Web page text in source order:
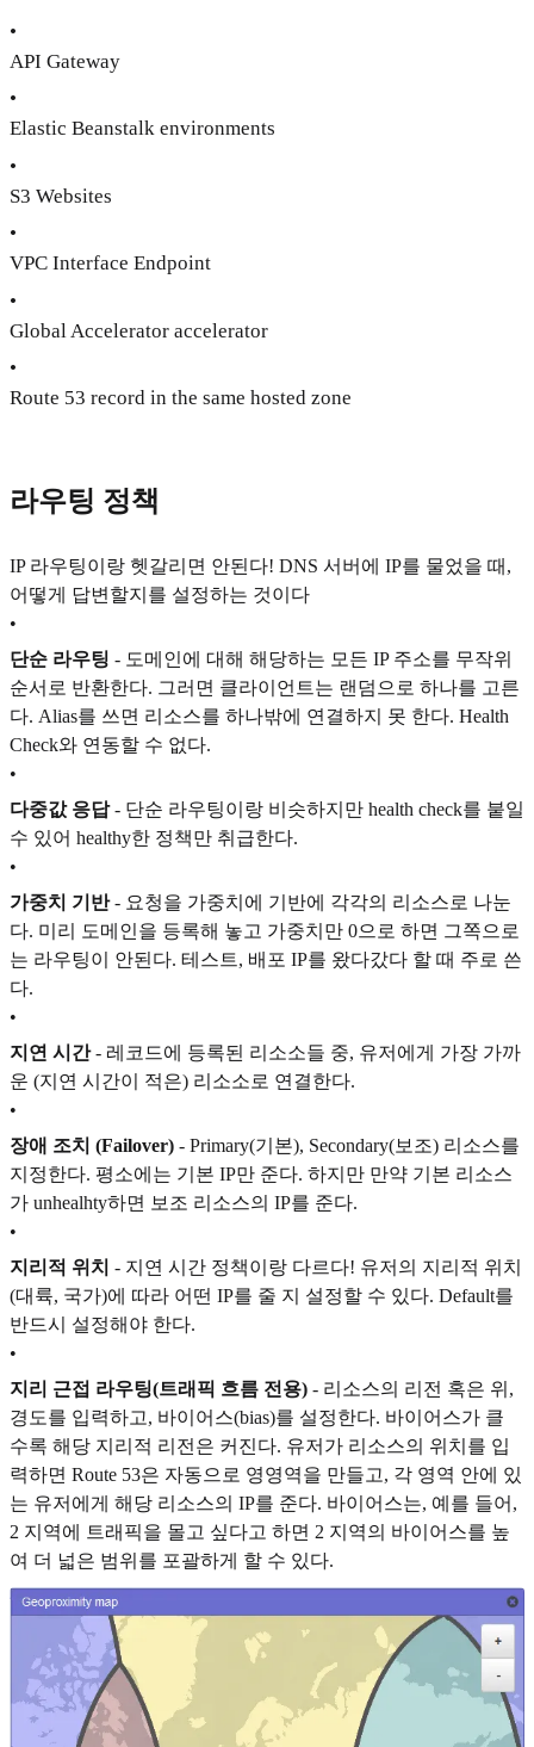
•
API Gateway
•
Elastic Beanstalk environments
•
S3 Websites
•
VPC Interface Endpoint
•
Global Accelerator accelerator
•
Route 53 record in the same hosted zone
라우팅 정책
IP 라우팅이랑 헷갈리면 안된다! DNS 서버에 IP를 물었을 때,
어떻게 답변할지를 설정하는 것이다
•
단순 라우팅 - 도메인에 대해 해당하는 모든 IP 주소를 무작위
순서로 반환한다. 그러면 클라이언트는 랜덤으로 하나를 고른
다. Alias를 쓰면 리소스를 하나밖에 연결하지 못 한다. Health
Check와 연동할 수 없다.
•
다중값 응답- 단순 라우팅이랑 비슷하지만 health check를 붙일
수 있어 healthy한 정책만 취급한다.
•
가중치 기반- 요청을 가중치에 기반에 각각의 리소스로 나눈
다. 미리 도메인을 등록해 놓고 가중치만 0으로 하면 그쪽으로
는 라우팅이 안된다. 테스트, 배포 IP를 왔다갔다 할 때 주로 쓴
다.
•
지연 시간- 레코드에 등록된 리소소들 중, 유저에게 가장 가까
운 (지연 시간이 적은) 리소소로 연결한다.
•
장애 조치 (Failover) - Primary(기본), Secondary(보조) 리소스를
지정한다. 평소에는 기본 IP만 준다. 하지만 만약 기본 리소스
가 unhealhty하면 보조 리소스의 IP를 준다.
•
지리적 위치 - 지연 시간 정책이랑 다르다! 유저의 지리적 위치
(대륙, 국가)에 따라 어떤 IP를 줄 지 설정할 수 있다. Default를
반드시 설정해야 한다.
•
지리 근접 라우팅(트래픽 흐름 전용) - 리소스의 리전 혹은 위,
경도를 입력하고, 바이어스(bias)를 설정한다. 바이어스가 클
수록 해당 지리적 리전은 커진다. 유저가 리소스의 위치를 입
력하면 Route 53은 자동으로 영영역을 만들고, 각 영역 안에 있
는 유저에게 해당 리소스의 IP를 준다. 바이어스는, 예를 들어,
2 지역에 트래픽을 몰고 싶다고 하면 2 지역의 바이어스를 높
여 더 넓은 범위를 포괄하게 할 수 있다.